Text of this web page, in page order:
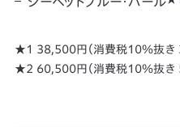
★1 38,500円（消費税10％抜き
★2 60,500円（消費税10％抜き